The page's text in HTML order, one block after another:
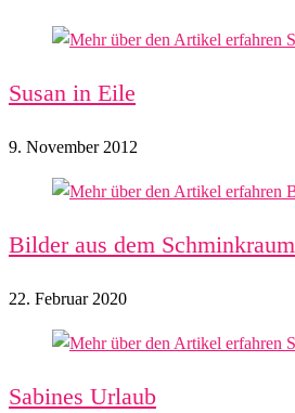
Susan in Eile
9. November 2012
Bilder aus dem Schminkraum
22. Februar 2020
Sabines Urlaub